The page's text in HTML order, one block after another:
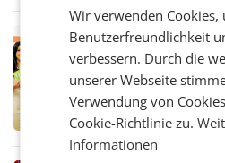
Markterwartung
RETAIL
Eine Bühne
Müller
Über den
Altstoff
Handelskonzern
„Kreislauf-
Wir verwenden Cookies,
Benutzerfreundlichkeit
verbessern. Durch die
unserer Webseite
Verwendung von
Cookie-Richtlinie zu.
Informationen